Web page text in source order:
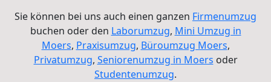
Sie können bei uns auch einen ganzen Firmenumzug
buchen oder den Laborumzug, Mini Umzug in
Moers, Praxisumzug, Büroumzug Moers,
Privatumzug, Seniorenumzug in Moers oder
Studentenumzug.